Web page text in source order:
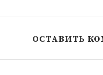
ОСТАВИТЬ